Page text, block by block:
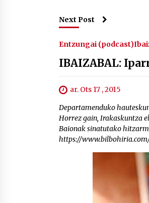
Next Post
Entzungai (podcast)
IBAIZABAL:
ar. Ots 17 , 2015
Departamenduko
Horrez gain, Irakaskuntza
Baionak sinatutako
https://